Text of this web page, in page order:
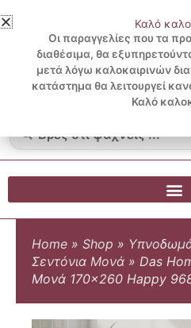
στο
περιεχόμενο
3 ΔΟΣΕΙΣ ΧΩΡΙΣ
...
Blog
Home » Shop »
Σεντόνια Μονά » Das
Μονά 170×260 Happy
Καλό
Οι παραγγελίες που τα
διαθέσιμα, θα
μετά λόγω καλοκαιρινών
κατάστημα θα λειτουργεί
Καλό